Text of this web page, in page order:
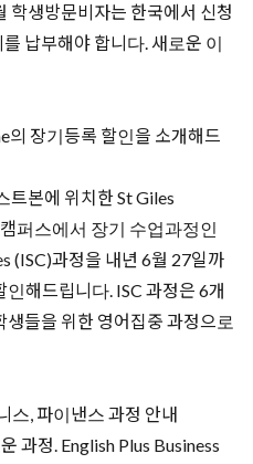
학생방문비자는 한국에서 신청
납부해야 합니다. 새로운 이
장기등록 할인을 소개해드
트본에 위치한 St Giles
퍼스에서 장기 수업과정인
(ISC)과정을 내년 6월 27일까
해드립니다. ISC 과정은 6개
들을 위한 영어집중 과정으로
스, 파이낸스 과정 안내
과정. English Plus Business